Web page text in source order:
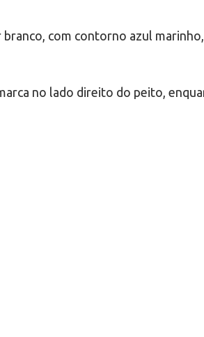
com contorno azul
no lado direito do peito,